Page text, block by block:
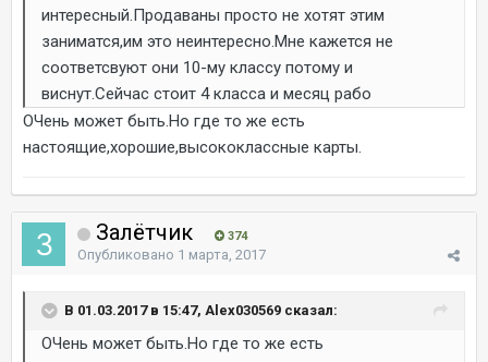
интересный.Продаваны просто не хотят этим
заниматся,им это неинтересно.Мне кажется не
соответсвуют они 10-му классу потому и
виснут.Сейчас стоит 4 класса и месяц рабо
ОЧень может быть.Но где то же есть
настоящие,хорошие,высококлассные карты.
Залётчик 374
Опубликовано 1 марта, 2017
В 01.03.2017 в 15:47, Alex030569 сказал:
ОЧень может быть.Но где то же есть